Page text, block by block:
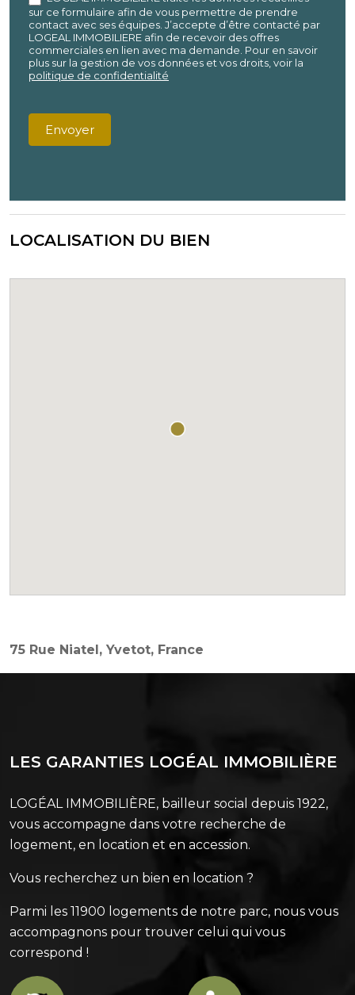
sur ce formulaire afin de vous permettre de prendre
contact avec ses équipes. J’accepte d’être contacté par
LOGEAL IMMOBILIERE afin de recevoir des offres
commerciales en lien avec ma demande. Pour en savoir
plus sur la gestion de vos données et vos droits, voir la
politique de confidentialité
Envoyer
LOCALISATION DU BIEN
75 Rue Niatel, Yvetot, France
LES GARANTIES LOGÉAL IMMOBILIÈRE
LOGÉAL IMMOBILIÈRE, bailleur social depuis 1922,
vous accompagne dans votre recherche de
logement, en location et en accession.
Vous recherchez un bien en location ?
Parmi les 11900 logements de notre parc, nous vous
accompagnons pour trouver celui qui vous
correspond !